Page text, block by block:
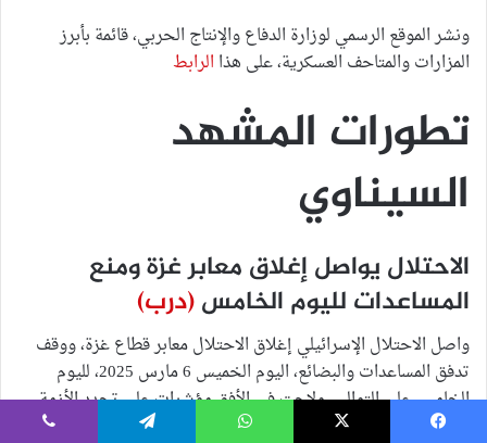
ونشر الموقع الرسمي لوزارة الدفاع والإنتاج الحربي، قائمة بأبرز
المزارات والمتاحف العسكرية، على هذا الرابط
تطورات المشهد
السيناوي
الاحتلال يواصل إغلاق معابر غزة ومنع
المساعدات لليوم الخامس(درب)
واصل الاحتلال الإسرائيلي إغلاق الاحتلال معابر قطاع غزة، ووقف
تدفق المساعدات والبضائع، اليوم الخميس 6 مارس 2025، لليوم
الخامس على التوالي، ولاحت في الأفق مؤشرات على تجدد الأزمة
الإنسانية، لا سيما في ضوء الارتفاع الحاد الذي طرأ على السلع